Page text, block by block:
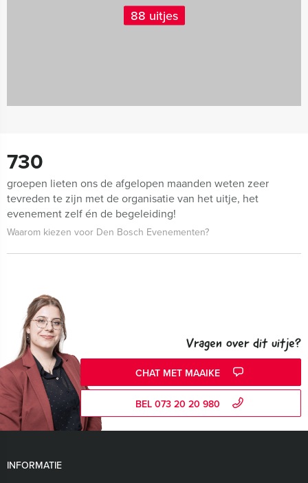
88 uitjes
730
groepen lieten ons de afgelopen maanden weten zeer
tevreden te zijn met de organisatie van het uitje, het
evenement zelf én de begeleiding!
Waarom kiezen voor Den Bosch Evenementen?
Vragen over dit uitje?
CHAT MET MAAIKE
BEL 073 20 20 980
INFORMATIE